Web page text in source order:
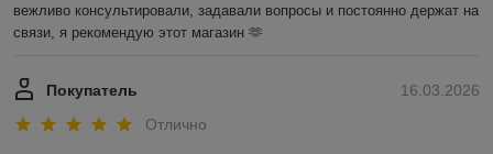
вежливо консультировали, задавали вопросы и постоянно держат на
связи, я рекомендую этот магазин 🫶
16.03.2026
Покупатель
Отлично